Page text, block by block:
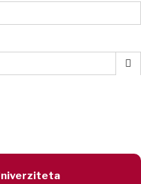
